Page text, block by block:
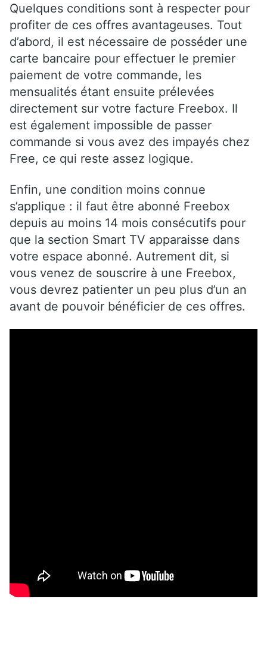
Quelques conditions sont à respecter pour
profiter de ces offres avantageuses. Tout
d’abord, il est nécessaire de posséder une
carte bancaire pour effectuer le premier
paiement de votre commande, les
mensualités étant ensuite prélevées
directement sur votre facture Freebox. Il
est également impossible de passer
commande si vous avez des impayés chez
Free, ce qui reste assez logique.
Enfin, une condition moins connue
s’applique : il faut être abonné Freebox
depuis au moins 14 mois consécutifs pour
que la section Smart TV apparaisse dans
votre espace abonné. Autrement dit, si
vous venez de souscrire à une Freebox,
vous devrez patienter un peu plus d’un an
avant de pouvoir bénéficier de ces offres.